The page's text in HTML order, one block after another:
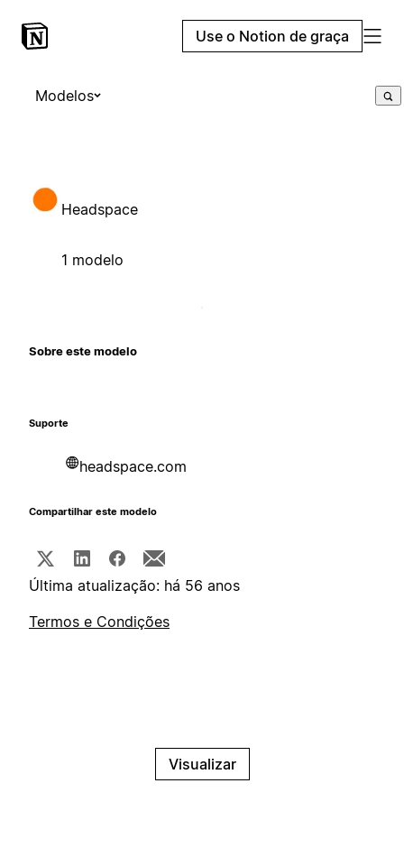
Use o Notion de graça
Modelos
Headspace
1 modelo
Sobre este modelo
Suporte
headspace.com
Compartilhar este modelo
Última atualização: há 56 anos
Termos e Condições
Visualizar